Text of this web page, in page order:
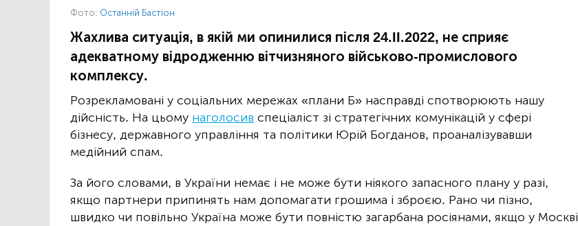
Фото: Останній Бастіон
Жахлива ситуація, в якій ми опинилися після 24.II.2022, не сприяє
адекватному відродженню вітчизняного військово-промислового
комплексу.
Розрекламовані у соціальних мережах «плани Б» насправді спотворюють нашу
дійсність. На цьому наголосив спеціаліст зі стратегічних комунікацій у сфері
бізнесу, державного управління та політики Юрій Богданов, проаналізувавши
медійний спам.
За його словами, в України немає і не може бути ніякого запасного плану у разі,
якщо партнери припинять нам допомагати грошима і зброєю. Рано чи пізно,
швидко чи повільно Україна може бути повністю загарбана росіянами, якщо у Москві